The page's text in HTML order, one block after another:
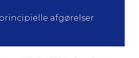
afgørelser